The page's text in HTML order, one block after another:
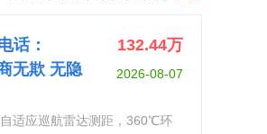
132.44万
2026-08-07
话：
无欺 无隐
适应巡航雷达测距，360℃环